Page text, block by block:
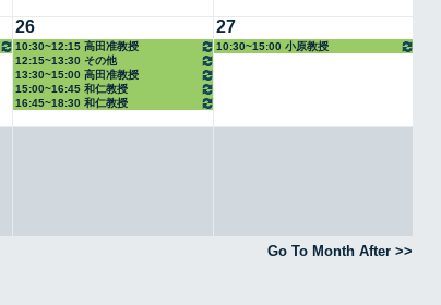
26
10:30~12:15 高田准教授
12:15~13:30 その他
13:30~15:00 高田准教授
15:00~16:45 和仁教授
16:45~18:30 和仁教授
27
10:30~15:00 小原教授
Go To Month After >>